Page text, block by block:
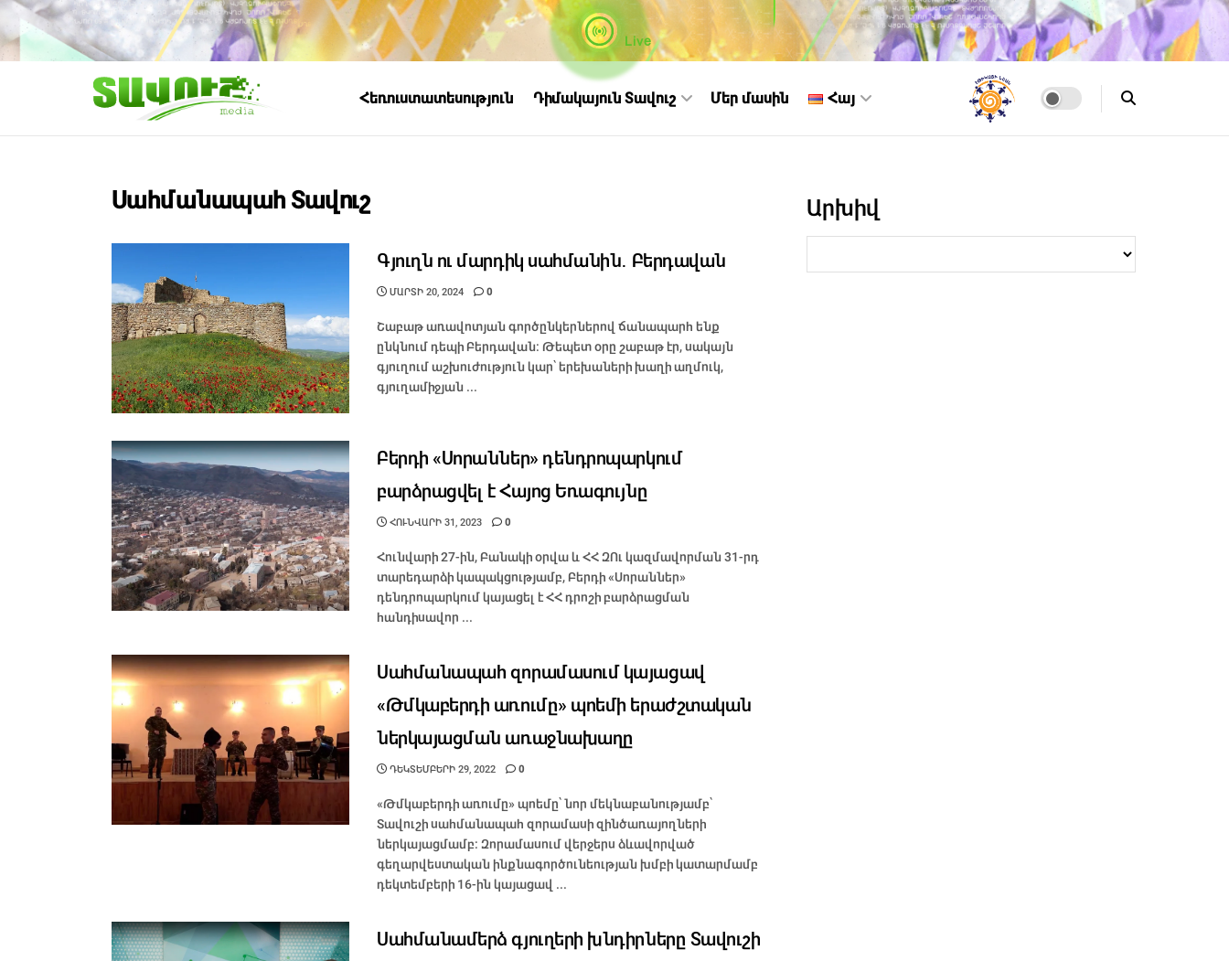
Live
Հեռուստատեսություն Դիմակայուն Տավուշ Մեր մասին Հայ
Սահմանապահ Տավուշ
Գյուղն ու մարդիկ սահմանին․ Բերդավան
ՄԱՐՏԻ 20, 2024 0
Շաբաթ առավոտյան գործընկերներով ճանապարհ ենք
ընկնում դեպի Բերդավան։ Թեպետ օրը շաբաթ էր, սակայն
գյուղում աշխուժություն կար՝ երեխաների խաղի աղմուկ,
գյուղամիջյան ...
Բերդի «Սորաններ» դենդրոպարկում
բարձրացվել է Հայոց Եռագույնը
ՀՈՒՆՎԱՐԻ 31, 2023 0
Հունվարի 27-ին, Բանակի օրվա և ՀՀ ԶՈւ կազմավորման 31-րդ
տարեդարձի կապակցությամբ, Բերդի «Սորաններ»
դենդրոպարկում կայացել է ՀՀ դրոշի բարձրացման
հանդիսավոր ...
Սահմանապահ զորամասում կայացավ
«Թմկաբերդի առումը» պոեմի երաժշտական
ներկայացման առաջնախաղը
ԴԵԿՏԵՄԲԵՐԻ 29, 2022 0
«Թմկաբերդի առումը» պոեմը՝ նոր մեկնաբանությամբ՝
Տավուշի սահմանապահ զորամասի զինծառայողների
ներկայացմամբ: Զորամասում վերջերս ձևավորված
գեղարվեստական ինքնագործունեության խմբի կատարմամբ
դեկտեմբերի 16-ին կայացավ ...
Սահմանամերձ գյուղերի խնդիրները Տավուշի
Արխիվ